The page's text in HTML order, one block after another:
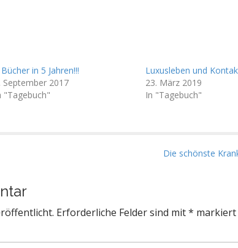
in 5 Jahren!!!
September 2017
"Tagebuch"
Luxusleben und
23. März 2019
In "Tagebuch"
Die schönste
Erforderliche Felder sind mit* markiert